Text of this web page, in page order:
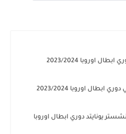
اوروبا 2023/2024
ابطال اوروبا 2023/2024
يونايتد دوري ابطال اوروبا